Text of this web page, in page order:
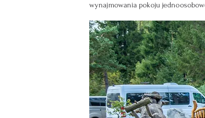
wynajmowania pokoju